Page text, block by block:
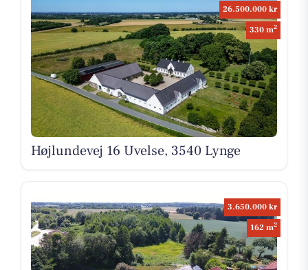
26.500.000 kr
330 m2
Højlundevej 16 Uvelse, 3540 Lynge
3.650.000 kr
162 m2